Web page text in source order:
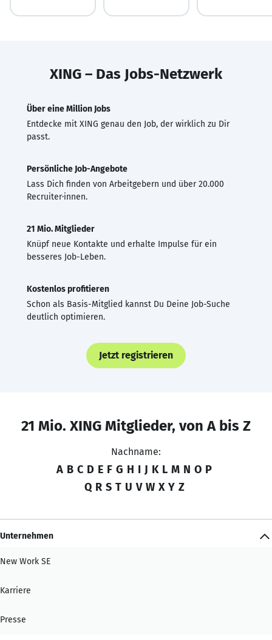
XING – Das Jobs-Netzwerk
Über eine Million Jobs
Entdecke mit XING genau den Job, der wirklich zu Dir
passt.
Persönliche Job-Angebote
Lass Dich finden von Arbeitgebern und über 20.000
Recruiter·innen.
21 Mio. Mitglieder
Knüpf neue Kontakte und erhalte Impulse für ein
besseres Job-Leben.
Kostenlos profitieren
Schon als Basis-Mitglied kannst Du Deine Job-Suche
deutlich optimieren.
Jetzt registrieren
21 Mio. XING Mitglieder, von A bis Z
Nachname:
A B C D E F G H I J K L M N O P
Q R S T U V W X Y Z
Unternehmen
New Work SE
Karriere
Presse